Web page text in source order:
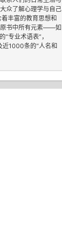
众了解心理学与自己
丰富的教育思想和
原书中所有元素——如
专业术语表”，
近1000条的“人名和